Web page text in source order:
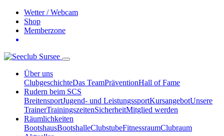
Wetter / Webcam
Shop
Memberzone
Über uns
ClubgeschichteDas TeamPräventionHall of Fame
Rudern beim SCS
BreitensportJugend- und LeistungssportKursangebotUnsere
TrainerTrainingszeitenSicherheitMitglied werden
Räumlichkeiten
BootshausBootshalleClubstubeFitnessraumClubraum